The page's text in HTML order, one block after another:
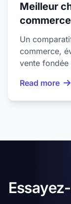
Meilleur
Un
commerce,
vente
Read more